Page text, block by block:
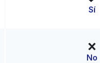
Sí
No